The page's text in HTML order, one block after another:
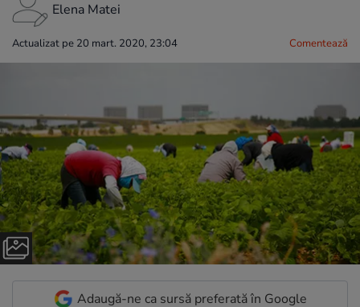
Elena Matei
Actualizat pe 20 mart. 2020, 23:04 Comentează
Adaugă-ne ca sursă preferată în Google